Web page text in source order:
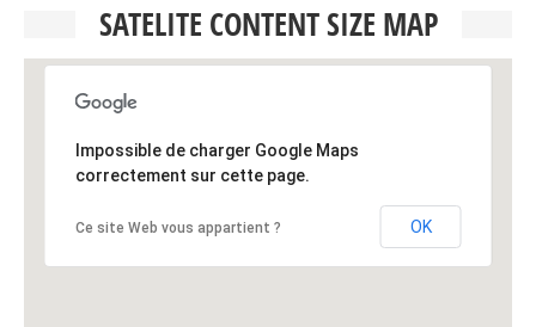
SATELITE CONTENT SIZE MAP
Impossible de charger Google Maps
correctement sur cette page.
Ce site Web vous appartient ? OK